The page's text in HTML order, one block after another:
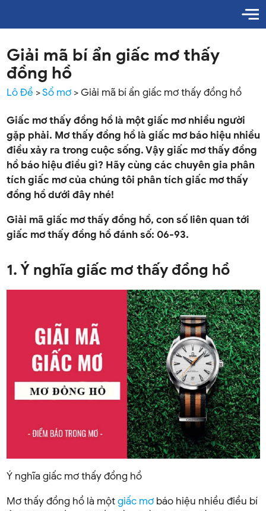
Giải mã bí ẩn giấc mơ thấy
đồng hồ
Lô Đề >Sổ mơ>Giải mã bí ẩn giấc mơ thấy đồng hồ
Giấc mơ thấy đồng hồ là một giấc mơ nhiều người
gặp phải. Mơ thấy đồng hồ là giấc mơ báo hiệu nhiều
điều xảy ra trong cuộc sống. Vậy giấc mơ thấy đồng
hồ báo hiệu điều gì? Hãy cùng các chuyên gia phân
tích giấc mơ của chúng tôi phân tích giấc mơ thấy
đồng hồ dưới đây nhé!
Giải mã giấc mơ thấy đồng hồ, con số liên quan tới
giấc mơ thấy đồng hồ đánh số: 06-93.
1. Ý nghĩa giấc mơ thấy đồng hồ
Ý nghĩa giấc mơ thấy đồng hồ
Mơ thấy đồng hồ là mộtgiấc mơbáo hiệu nhiều điều bí